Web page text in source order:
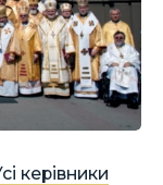
керівники